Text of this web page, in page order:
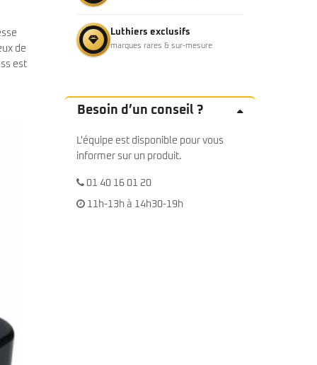
de
est
Luthiers exclusifs
marques rares & sur-mesure
Besoin d’un conseil ?
L'équipe est disponible pour vous
informer sur un produit.
01 40 16 01 20
11h-13h à 14h30-19h